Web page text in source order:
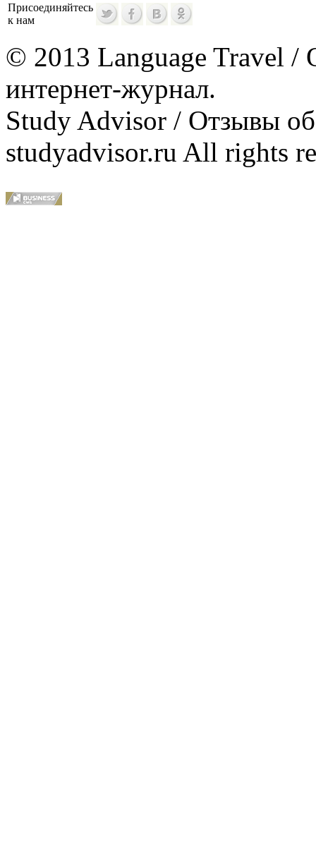
Присоединяйтесь
к нам
© 2013 Language Travel /
интернет-журнал.
Study Advisor / Отзывы
studyadvisor.ru All rights